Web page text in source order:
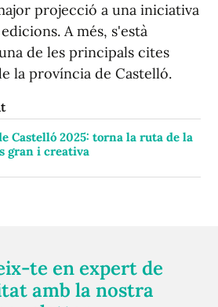
projecció a una iniciativa
A més, s'està
de les principals cites
la província de Castelló.
Castelló 2025: torna la ruta de la
gran i creativa
te en expert de
amb la nostra